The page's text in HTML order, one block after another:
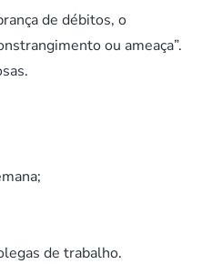
de débitos, o
ou ameaça”.
de trabalho.